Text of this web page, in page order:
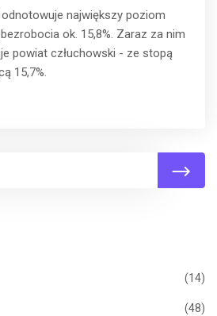
największy poziom
ok. 15,8%. Zaraz za nim
powiat człuchowski - ze stopą
15,7%.
(14)
(48)